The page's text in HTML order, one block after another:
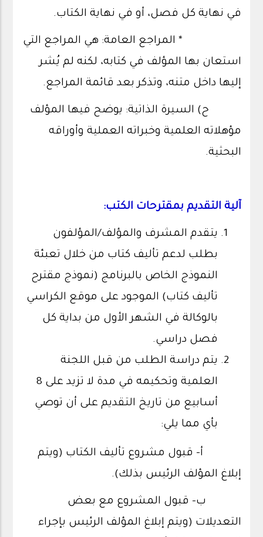
في نهاية كل فصل، أو في نهاية الكتاب.
* المراجع العامة: هي المراجع التي
استعان بها المؤلف في كتابه، لكنه لم يُشر
إليها داخل متنه، وتذكر بعد قائمة المراجع.
ح) السيرة الذاتية: يوضح فيها المؤلف
مؤهلاته العلمية وخبراته العملية وأوراقه
البحثية.
آلية التقديم بمقترحات الكتب:
يتقدم المشرف والمؤلف/المؤلفون
بطلب لدعم تأليف كتاب من خلال تعبئة
النموذج الخاص بالبرنامج (نموذج مقترح
تأليف كتاب) الموجود على موقع الكراسي
بالوكالة في الشهر الأول من بداية كل
فصل دراسي.
يتم دراسة الطلب من قبل اللجنة
العلمية وتحكيمه في مدة لا تزيد على 8
أسابيع من تاريخ التقديم على أن توصي
بأي مما يلي:
أ‌- قبول مشروع تأليف الكتاب (ويتم
إبلاغ المؤلف الرئيس بذلك).
ب‌- قبول المشروع مع بعض
التعديلات (ويتم إبلاغ المؤلف الرئيس بإجراء